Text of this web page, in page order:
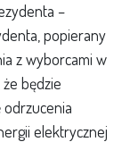
–
popierany
z wyborcami w
będzie
odrzucenia
elektrycznej